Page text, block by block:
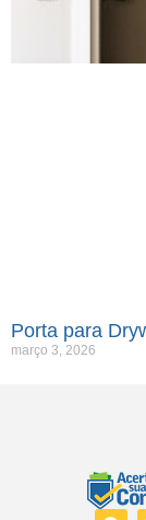
Porta para
março 3, 2026